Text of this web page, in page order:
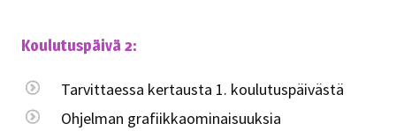
Koulutuspäivä 2:
Tarvittaessa kertausta 1. koulutuspäivästä
Ohjelman grafiikkaominaisuuksia